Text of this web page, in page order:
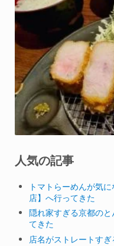
人気の記事
トマトらーめんが気
店】へ行ってきた
隠れ家すぎる京都の
てきた
店名がストレートす